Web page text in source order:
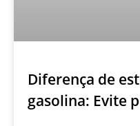
Diferença de
gasolina: Evite